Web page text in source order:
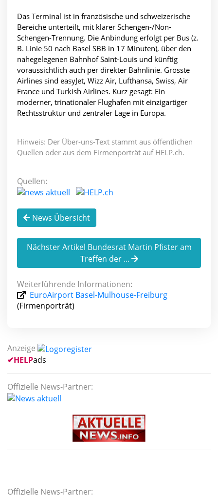
Das Terminal ist in französische und schweizerische
Bereiche unterteilt, mit klarer Schengen-/Non-
Schengen-Trennung. Die Anbindung erfolgt per Bus (z.
B. Linie 50 nach Basel SBB in 17 Minuten), über den
nahegelegenen Bahnhof Saint-Louis und künftig
voraussichtlich auch per direkter Bahnlinie. Grösste
Airlines sind easyJet, Wizz Air, Lufthansa, Swiss, Air
France und Turkish Airlines. Kurz gesagt: Ein
moderner, trinationaler Flughafen mit einzigartiger
Rechtsstruktur und zentraler Lage in Europa.
Hinweis: Der Über-uns-Text stammt aus öffentlichen
Quellen oder aus dem Firmenporträt auf HELP.ch.
Quellen:
News Übersicht
Nächster Artikel Bundesrat Martin Pfister am
Treffen der ...
Weiterführende Informationen:
EuroAirport Basel-Mulhouse-Freiburg
(Firmenporträt)
Anzeige
✔HELPads
Offizielle News-Partner:
Offizielle News-Partner: